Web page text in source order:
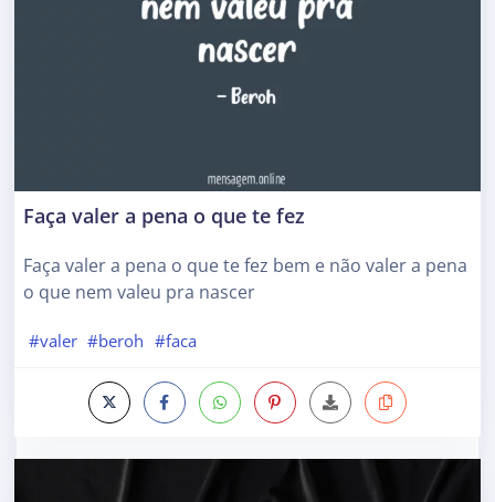
Faça valer a pena o que te fez
Faça valer a pena o que te fez bem e não valer a pena
o que nem valeu pra nascer
#valer #beroh #faca